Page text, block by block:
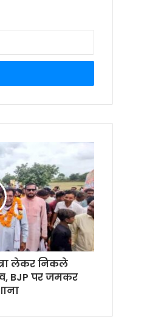
लेकर निकले
BJP पर जमकर